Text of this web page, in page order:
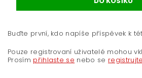
Buďte první, kdo napíše příspěvek k
Pouze registrovaní uživatelé mohou
Prosím přihlaste se nebo se registrujte